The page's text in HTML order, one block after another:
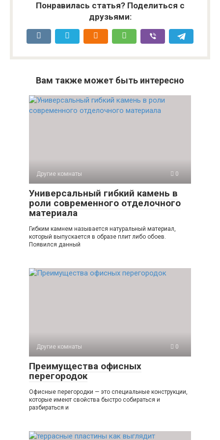
Понравилась статья? Поделиться с
друзьями:
Вам также может быть интересно
Другие комнаты 0
Универсальный гибкий камень в
роли современного отделочного
материала
Гибким камнем называется натуральный материал,
который выпускается в образе плит либо обоев.
Появился данный
Другие комнаты 0
Преимущества офисных
перегородок
Офисные перегородки — это специальные конструкции,
которые имеют свойства быстро собираться и
разбираться и